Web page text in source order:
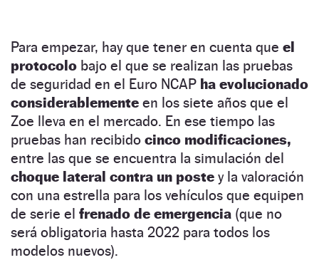
Para empezar, hay que tener en cuenta que el
protocolo bajo el que se realizan las pruebas
de seguridad en el Euro NCAP ha evolucionado
considerablemente en los siete años que el
Zoe lleva en el mercado. En ese tiempo las
pruebas han recibido cinco modificaciones,
entre las que se encuentra la simulación del
choque lateral contra un poste y la valoración
con una estrella para los vehículos que equipen
de serie el frenado de emergencia (que no
será obligatoria hasta 2022 para todos los
modelos nuevos).